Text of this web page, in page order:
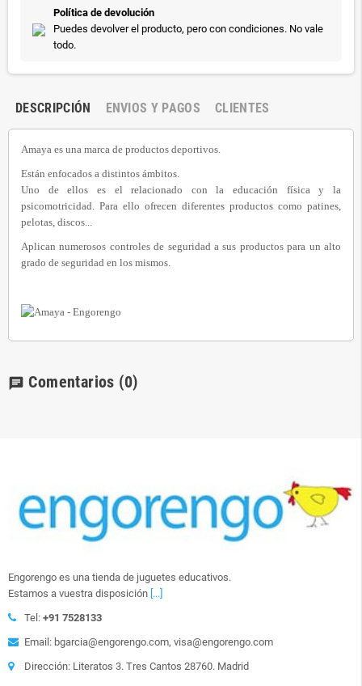
Política de devolución
Puedes devolver el producto, pero con condiciones. No vale
todo.
DESCRIPCIÓN ENVIOS Y PAGOS CLIENTES
Amaya es una marca de productos deportivos.
Están enfocados a distintos ámbitos.
Uno de ellos es el relacionado con la educación física y la
psicomotricidad. Para ello ofrecen diferentes productos como patines,
pelotas, discos...
Aplican numerosos controles de seguridad a sus productos para un alto
grado de seguridad en los mismos.
chat Comentarios (0)
Engorengo es una tienda de juguetes educativos.
Estamos a vuestra disposición [...]
Tel: +91 7528133
Email: bgarcia@engorengo.com, visa@engorengo.com
Dirección: Literatos 3. Tres Cantos 28760. Madrid